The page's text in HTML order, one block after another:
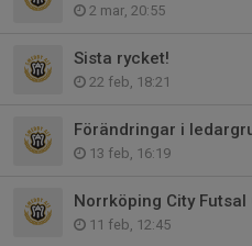
2 mar, 20:55
Sista rycket!
22 feb, 18:21
Förändringar i
13 feb, 16:19
Norrköping City Futsal
11 feb, 12:45